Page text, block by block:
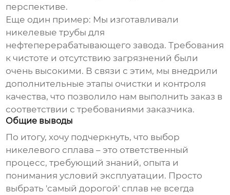
перспективе.
Еще один пример: Мы изготавливали
никелевые трубы для
нефтеперерабатывающего завода. Требования
к чистоте и отсутствию загрязнений были
очень высокими. В связи с этим, мы внедрили
дополнительные этапы очистки и контроля
качества, что позволило нам выполнить заказ в
соответствии с требованиями заказчика.
Общие выводы
По итогу, хочу подчеркнуть, что выбор
никелевого сплава – это ответственный
процесс, требующий знаний, опыта и
понимания условий эксплуатации. Просто
выбрать 'самый дорогой' сплав не всегда